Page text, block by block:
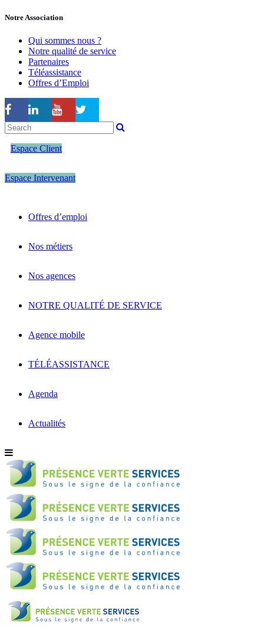
Notre Association
Qui sommes nous ?
Notre qualité de service
Partenaires
Téléassistance
Offres d’Emploi
Espace Client
Espace Intervenant
Offres d’emploi
Nos métiers
Nos agences
NOTRE QUALITÉ DE SERVICE
Agence mobile
TÉLÉASSISTANCE
Agenda
Actualités